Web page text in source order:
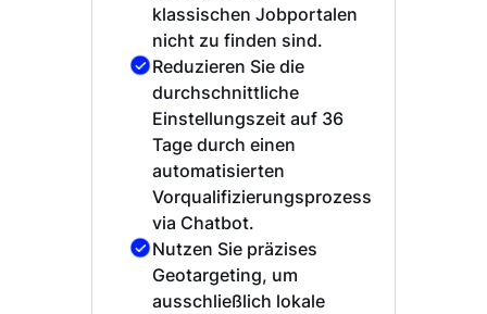
klassischen Jobportalen
nicht zu finden sind.
Reduzieren Sie die
durchschnittliche
Einstellungszeit auf 36
Tage durch einen
automatisierten
Vorqualifizierungsprozess
via Chatbot.
Nutzen Sie präzises
Geotargeting, um
ausschließlich lokale